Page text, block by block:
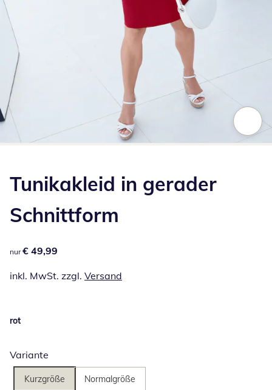
Tunikakleid in gerader
Schnittform
€ 49,99
nur € 49,99
inkl. MwSt. zzgl. Versand
rot
Variante
Kurzgröße Normalgröße